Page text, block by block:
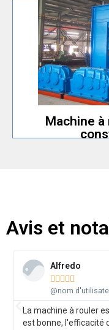
Machine
Machine à
Machine à
construction
des
Avis et
Alfredo

@nom
La machine à rouler
est bonne, l'efficacité